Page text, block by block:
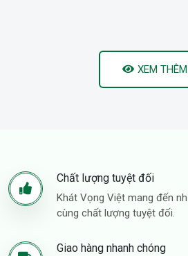
XEM THÊM
Chất lượng tuyệt đối
Khát Vọng Việt mang đến
cùng chất lượng tuyệt đối.
Giao hàng nhanh chóng